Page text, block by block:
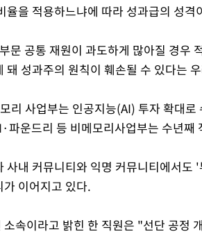
율을 적용하느냐에 따라 성과급의 성격
문 공통 재원이 과도하게 많아질 경우
돼 성과주의 원칙이 훼손될 수 있다는
리 사업부는 인공지능(AI) 투자 확대
파운드리 등 비메모리사업부는 수년째
사내 커뮤니티와 익명 커뮤니티에서
이어지고 있다.
소속이라고 밝힌 한 직원은 "선단 공정